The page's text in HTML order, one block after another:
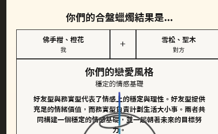
你們的合盤蠟燭結果是...
佛手柑、橙花
我
＋
雪松、聖木
對方
你們的戀愛風格
穩定的情感基礎
好友型與務實型代表了情感上的穩定與理性。好友型提供
充足的情緒價值，而務實型負責計劃生活大小事。兩者共
同構建一個穩定的情感基礎，並一起朝著未來的目標努
力。